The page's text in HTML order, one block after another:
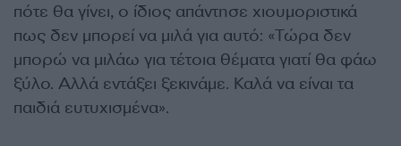
πότε θα γίνει, ο ίδιος απάντησε χιουμοριστικά
πως δεν μπορεί να μιλά για αυτό: «Τώρα δεν
μπορώ να μιλάω για τέτοια θέματα γιατί θα φάω
ξύλο. Αλλά εντάξει ξεκινάμε. Καλά να είναι τα
παιδιά ευτυχισμένα».